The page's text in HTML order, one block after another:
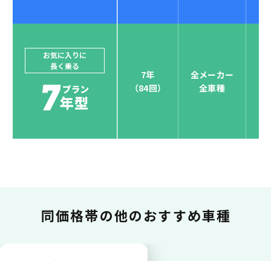
ジョイカルジャパンでは、カーリース決済を国際5大カ
他にはないサービスがクレジットカード決済、賢くポ
イント運用も！
ポイント還元
お気に入りに
長く乗る
7年
（84回）
全メーカー
全車種
全
同価格帯の他のおすすめ車種